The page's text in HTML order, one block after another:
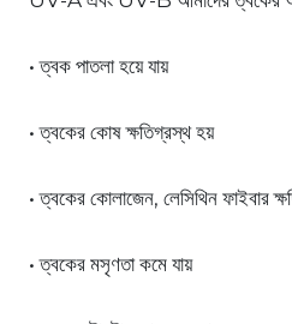
• ত্বক পাতলা হয়ে যায়
• ত্বকের কোষ ক্ষতিগ্রস্থ হয়
• ত্বকের কোলাজেন, লেসিথিন ফাইবার
• ত্বকের মসৃণতা কমে যায়